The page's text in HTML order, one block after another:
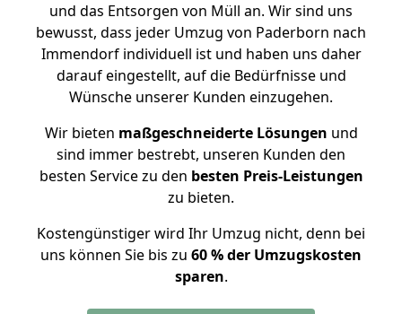
und das Entsorgen von Müll an. Wir sind uns
bewusst, dass jeder Umzug von Paderborn nach
Immendorf individuell ist und haben uns daher
darauf eingestellt, auf die Bedürfnisse und
Wünsche unserer Kunden einzugehen.
Wir bieten maßgeschneiderte Lösungen und
sind immer bestrebt, unseren Kunden den
besten Service zu den besten Preis-Leistungen
zu bieten.
Kostengünstiger wird Ihr Umzug nicht, denn bei
uns können Sie bis zu 60 % der Umzugskosten
sparen.